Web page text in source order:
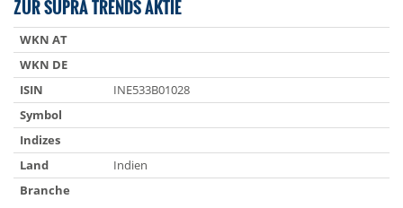
ZUR SUPRA TRENDS AKTIE
WKN AT
WKN DE
ISIN
INE533B01028
Symbol
Indizes
Land
Indien
Branche